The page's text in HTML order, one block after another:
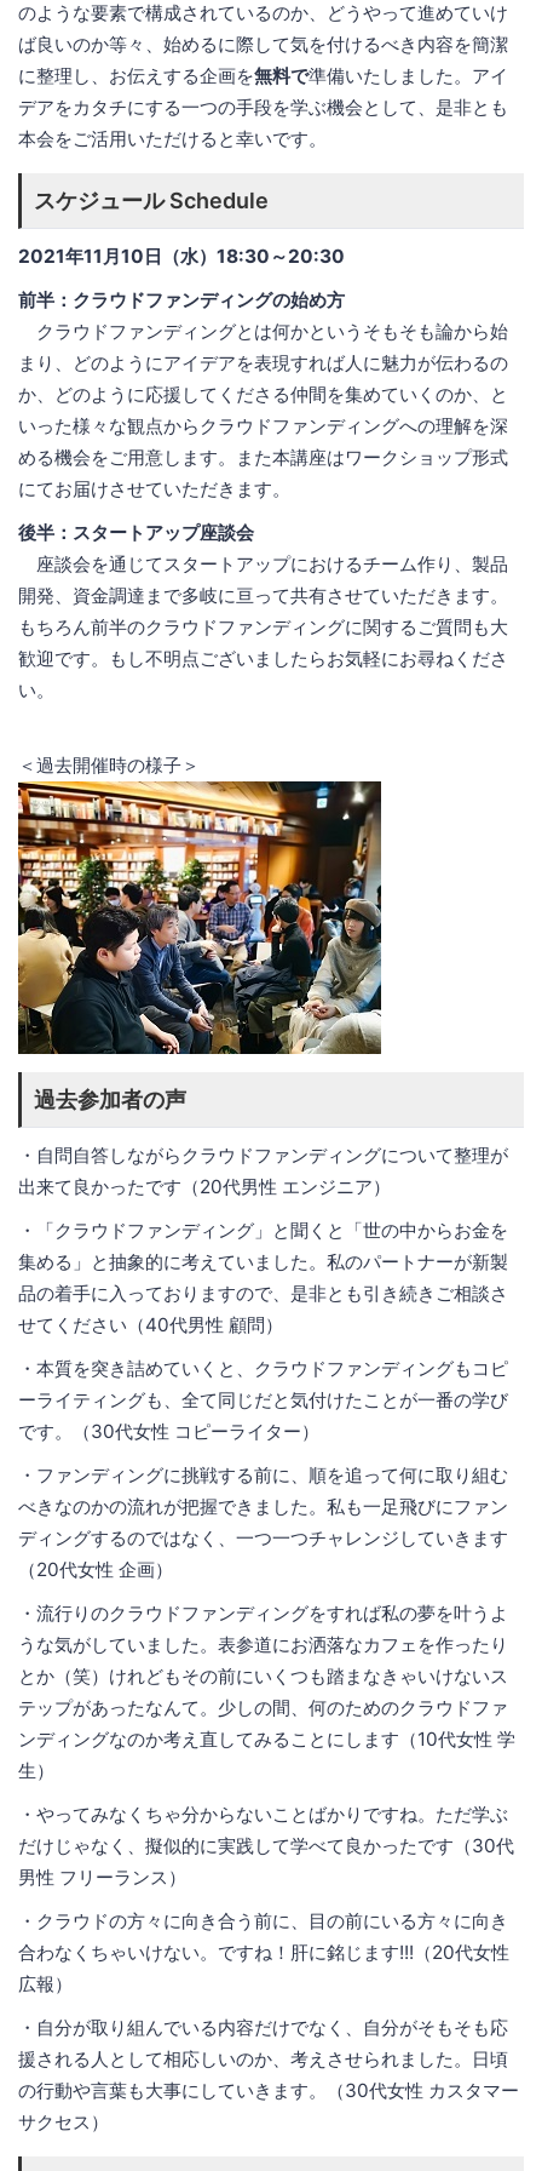
のような要素で構成されているのか、どうやって進めていけ
ば良いのか等々、始めるに際して気を付けるべき内容を簡潔
に整理し、お伝えする企画を無料で準備いたしました。アイ
デアをカタチにする一つの手段を学ぶ機会として、是非とも
本会をご活用いただけると幸いです。
スケジュール Schedule
2021年11月10日（水）18:30～20:30
前半：クラウドファンディングの始め方
クラウドファンディングとは何かというそもそも論から始
まり、どのようにアイデアを表現すれば人に魅力が伝わるの
か、どのように応援してくださる仲間を集めていくのか、と
いった様々な観点からクラウドファンディングへの理解を深
める機会をご用意します。また本講座はワークショップ形式
にてお届けさせていただきます。
後半：スタートアップ座談会
座談会を通じてスタートアップにおけるチーム作り、製品
開発、資金調達まで多岐に亘って共有させていただきます。
もちろん前半のクラウドファンディングに関するご質問も大
歓迎です。もし不明点ございましたらお気軽にお尋ねくださ
い。
＜過去開催時の様子＞
過去参加者の声
・自問自答しながらクラウドファンディングについて整理が
出来て良かったです（20代男性 エンジニア）
・「クラウドファンディング」と聞くと「世の中からお金を
集める」と抽象的に考えていました。私のパートナーが新製
品の着手に入っておりますので、是非とも引き続きご相談さ
せてください（40代男性 顧問）
・本質を突き詰めていくと、クラウドファンディングもコピ
ーライティングも、全て同じだと気付けたことが一番の学び
です。（30代女性 コピーライター）
・ファンディングに挑戦する前に、順を追って何に取り組む
べきなのかの流れが把握できました。私も一足飛びにファン
ディングするのではなく、一つ一つチャレンジしていきます
（20代女性 企画）
・流行りのクラウドファンディングをすれば私の夢を叶うよ
うな気がしていました。表参道にお洒落なカフェを作ったり
とか（笑）けれどもその前にいくつも踏まなきゃいけないス
テップがあったなんて。少しの間、何のためのクラウドファ
ンディングなのか考え直してみることにします（10代女性 学
生）
・やってみなくちゃ分からないことばかりですね。ただ学ぶ
だけじゃなく、擬似的に実践して学べて良かったです（30代
男性 フリーランス）
・クラウドの方々に向き合う前に、目の前にいる方々に向き
合わなくちゃいけない。ですね！肝に銘じます!!!（20代女性
広報）
・自分が取り組んでいる内容だけでなく、自分がそもそも応
援される人として相応しいのか、考えさせられました。日頃
の行動や言葉も大事にしていきます。（30代女性 カスタマー
サクセス）